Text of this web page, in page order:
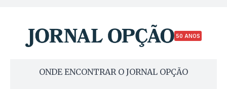
50 ANOS
ONDE ENCONTRAR O JORNAL OPÇÃO